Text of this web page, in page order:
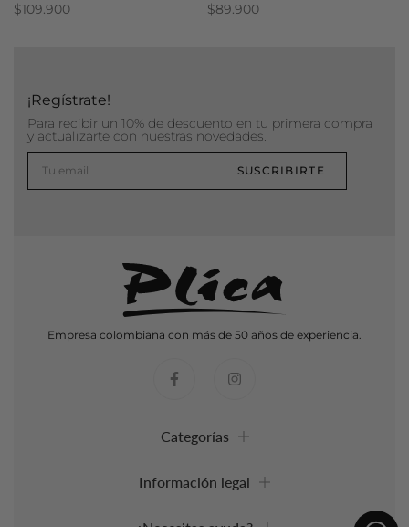
$109.900
$89.900
¡Regístrate!
Para recibir un 10% de descuento en tu primera compra
y actualizarte con nuestras novedades.
SUSCRIBIRTE
Empresa colombiana con más de 50 años de experiencia.
Categorías
Información legal